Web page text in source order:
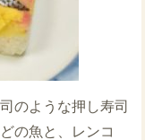
のような押し寿司
の魚と、レンコ